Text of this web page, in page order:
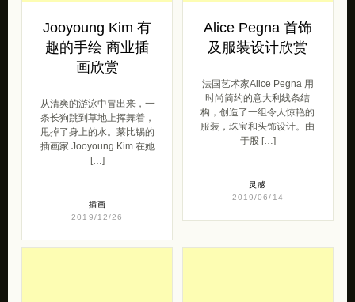
Jooyoung Kim 有
趣的手绘 商业插
画欣赏
从清爽的游泳中冒出来，一
条长狗跳到草地上挥舞着，
甩掉了身上的水。莱比锡的
插画家 Jooyoung Kim 在她
[…]
插画
2019/12/26
Alice Pegna 首饰
及服装设计欣赏
法国艺术家Alice Pegna 用
时尚简约的意大利线条结
构，创造了一组令人惊艳的
服装，珠宝和头饰设计。由
于股 […]
灵感
2019/06/14